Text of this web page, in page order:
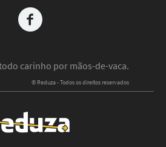
carinho por mãos-de-vaca.
© Reduza - Todos os direitos reservados